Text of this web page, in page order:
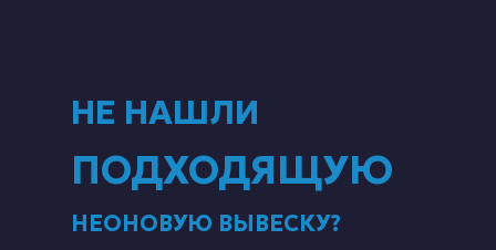
НЕ НАШЛИ
НЕОНОВУЮ ВЫВЕСКУ?
ПОДХОДЯЩУЮ